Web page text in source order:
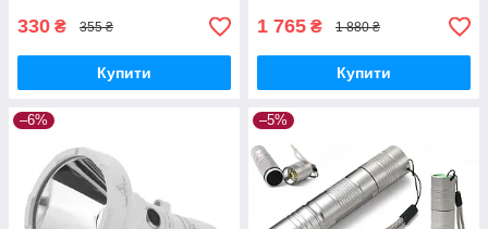
330 ₴ 355 ₴
Купити
1 765 ₴ 1 880 ₴
Купити
–6% –5%